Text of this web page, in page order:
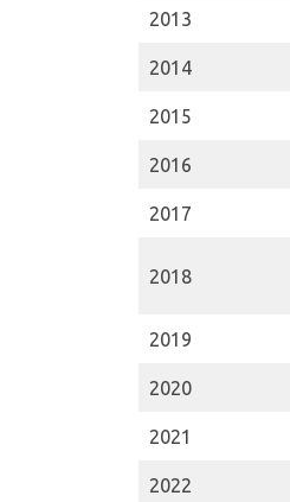
2013
2014
2015
2016
2017
2018
2019
2020
2021
2022